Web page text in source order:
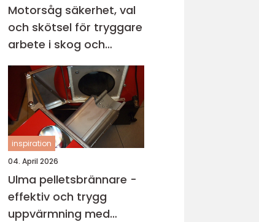
Motorsåg säkerhet, val
och skötsel för tryggare
arbete i skog och
trädgård
inspiration
04. April 2026
Ulma pelletsbrännare -
effektiv och trygg
uppvärmning med